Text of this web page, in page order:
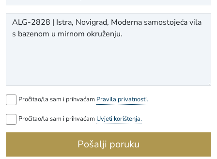
Pročitao/la sam i prihvaćam Pravila privatnosti.
Pročitao/la sam i prihvaćam Uvjeti korištenja.
Pošalji poruku